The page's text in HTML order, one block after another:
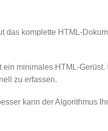
komplette HTML-
minimales HTML-
zu erfassen.
kann der Algorithmus